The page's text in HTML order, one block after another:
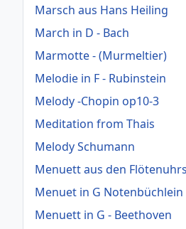
Marsch aus Hans Heiling
March in D - Bach
Marmotte - (Murmeltier)
Melodie in F - Rubinstein
Melody -Chopin op10-3
Meditation from Thais
Melody Schumann
Menuett aus den
Menuet in G Notenbüchlein
Menuett in G - Beethoven